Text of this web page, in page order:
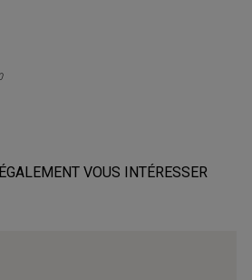
VOUS INTÉRESSER